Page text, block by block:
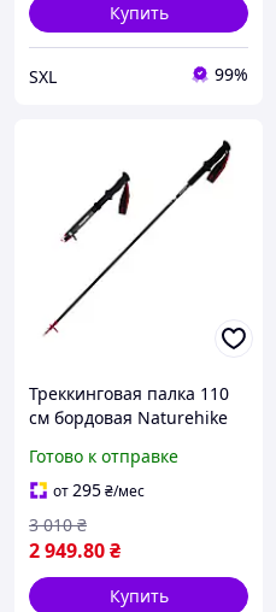
Купить
SXL 99%
Треккинговая палка 110
см бордовая Naturehike
Готово к отправке
от295₴/мес
2 949.80₴
3 010 ₴
Купить